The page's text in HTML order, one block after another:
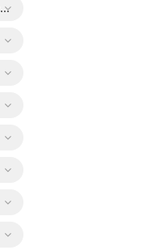
DACオリジナルデザイン 恐竜シリーズ